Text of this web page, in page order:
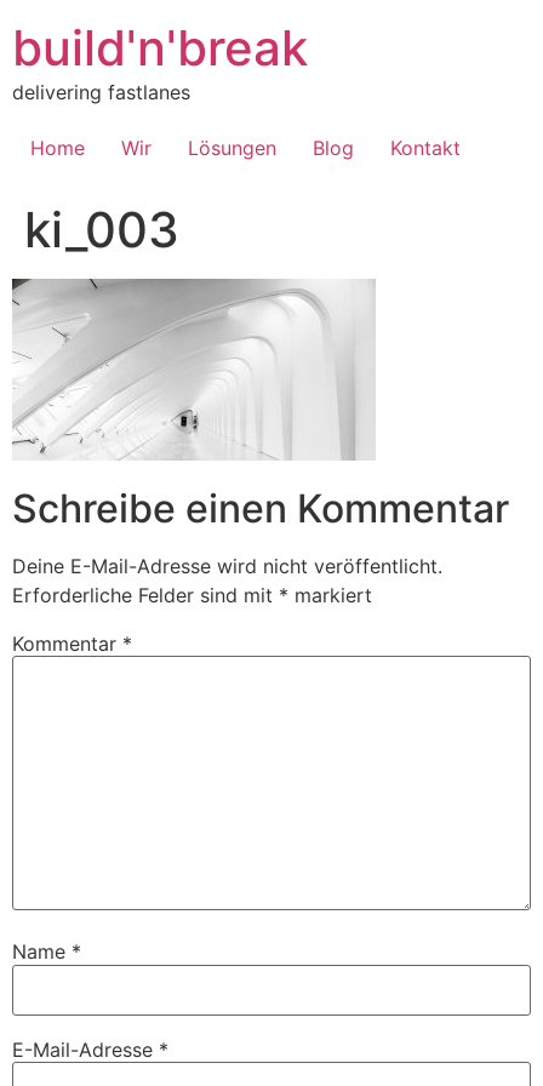
springen
build'n'break
delivering fastlanes
Home Wir Lösungen Blog Kontakt
ki_003
Schreibe einen Kommentar
Deine E-Mail-Adresse wird nicht veröffentlicht.
Erforderliche Felder sind mit * markiert
Kommentar *
Name *
E-Mail-Adresse *